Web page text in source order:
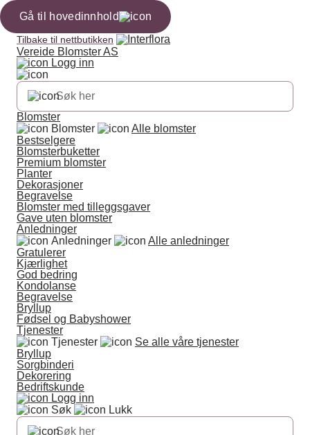
Gå til hovedinnhold
Tilbake til nettbutikken
Vereide Blomster AS
Logg inn
Blomster
Blomster
Alle blomster
Bestselgere
Blomsterbuketter
Premium blomster
Planter
Dekorasjoner
Begravelse
Blomster med tilleggsgaver
Gave uten blomster
Anledninger
Anledninger
Alle anledninger
Gratulerer
Kjærlighet
God bedring
Kondolanse
Begravelse
Bryllup
Fødsel og Babyshower
Tjenester
Tjenester
Se alle våre tjenester
Bryllup
Sorgbinderi
Dekorering
Bedriftskunde
Logg inn
Søk
Lukk